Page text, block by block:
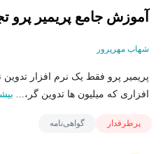
آموزش جامع پریمیر پرو
شهاب مهرپرور
پریمیر پرو فقط یک نرم افزار
افزاری که میلیون ها تدوین گر،...
پرطرفدار گواهی‌نامه